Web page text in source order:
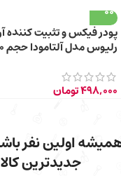
پودر فیکس و تثبیت کننده
رلیوس مدل آلتامودا حجم 10 گرم
498,000تومان
اولین نفر
جدیدترین